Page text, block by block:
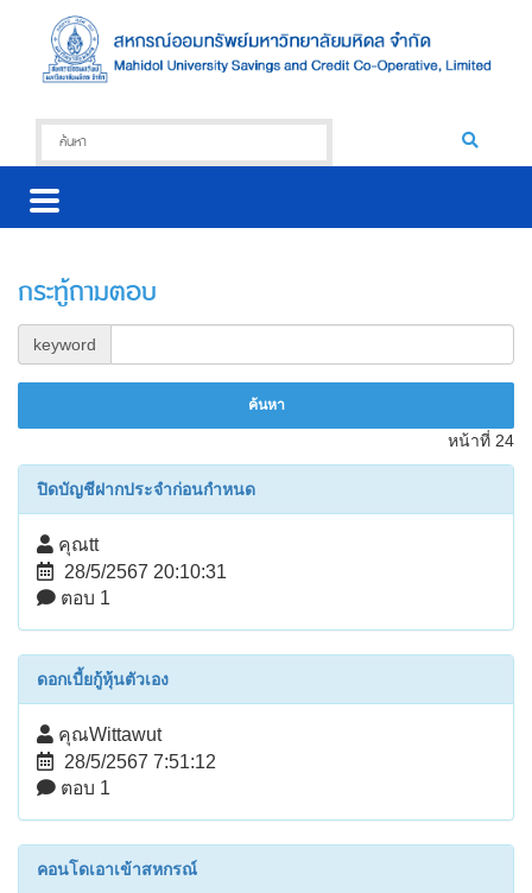
กระทู้ถามตอบ
keyword
หน้าที่ 24
ปิดบัญชีฝากประจำก่อนกำหนด
คุณtt
28/5/2567 20:10:31
ตอบ 1
ดอกเบี้ยกู้หุ้นตัวเอง
คุณWittawut
28/5/2567 7:51:12
ตอบ 1
คอนโดเอาเข้าสหกรณ์